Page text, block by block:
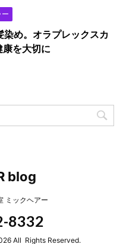
め。オラプレックスカ
康を大切に
blog
ミックヘアー
8332
All Rights Reserved.